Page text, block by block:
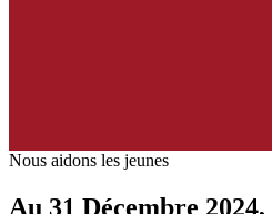
Nous aidons les jeunes
Au 31 Décembre 2024,